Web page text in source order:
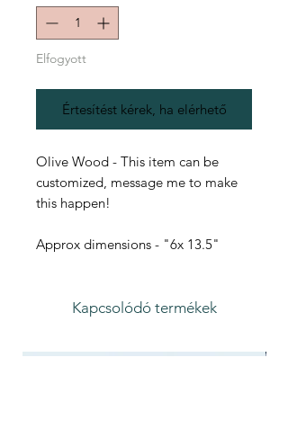
Elfogyott
Értesítést kérek, ha elérhető
Olive Wood - This item can be
customized, message me to make
this happen!
Approx dimensions - "6x 13.5"
Kapcsolódó termékek